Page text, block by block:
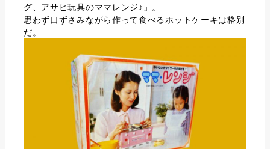
グ、アサヒ玩具のママレンジ♪」。
思わず口ずさみながら作って食べるホットケーキは格別
だ。